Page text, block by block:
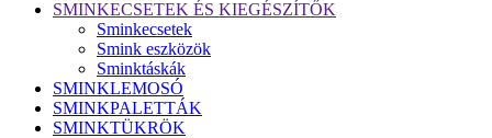
SMINKECSETEK ÉS KIEGÉSZÍTŐK
Sminkecsetek
Smink eszközök
Sminktáskák
SMINKLEMOSÓ
SMINKPALETTÁK
SMINKTÜKRÖK